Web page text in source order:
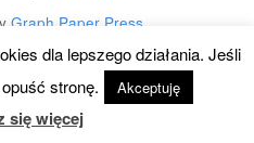
Graph Paper Press
dla lepszego działania. Jeśli
stronę.
Akceptuję
się więcej